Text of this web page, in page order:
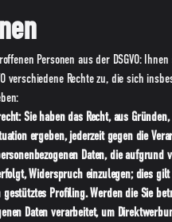
Personen aus der DSGVO:
verschiedene Rechte zu, die sich
Sie haben das Recht, aus
ergeben, jederzeit gegen die
Daten, die aufgrund
Widerspruch einzulegen; dies
gestütztes Profiling. Werden die Sie
Daten verarbeitet, um